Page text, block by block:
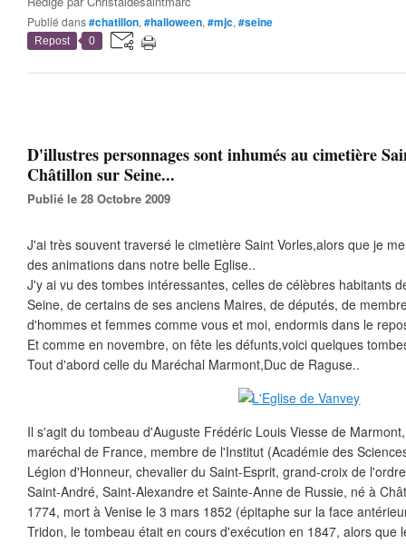
Publié dans#chatillon, #halloween, #mjc, #seine
Repost 0
D'illustres personnages sont inhumés au cimetière
Châtillon sur Seine...
Publié le 28 Octobre 2009
J'ai très souvent traversé le cimetière Saint Vorles,alors que je
des animations dans notre belle Eglise..
J'y ai vu des tombes intéressantes, celles de célèbres habitants
Seine, de certains de ses anciens Maires, de députés, de
d'hommes et femmes comme vous et moi, endormis dans le
Et comme en novembre, on fête les défunts,voici quelques
Tout d'abord celle du Maréchal Marmont,Duc de Raguse..
Il s'agit du tombeau d'Auguste Frédéric Louis Viesse de
maréchal de France, membre de l'Institut (Académie des
Légion d'Honneur, chevalier du Saint-Esprit, grand-croix de
Saint-André, Saint-Alexandre et Sainte-Anne de Russie, né à
1774, mort à Venise le 3 mars 1852 (épitaphe sur la face
Tridon, le tombeau était en cours d'exécution en 1847, alors que